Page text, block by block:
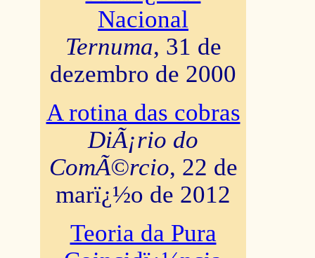
Nacional
Ternuma, 31 de
dezembro de 2000
A rotina das cobras
DiÃ¡rio do
ComÃ©rcio, 22 de
marï¿½o de 2012
Teoria da Pura